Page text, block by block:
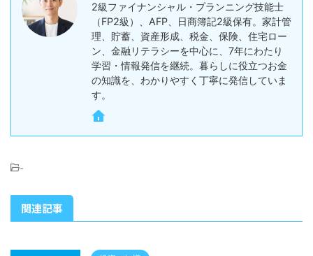
2級ファイナンシャル・プランニング技能士
（FP2級）、AFP、日商簿記2級保有。家計管
理、貯蓄、資産形成、税金、保険、住宅ロー
ン、金融リテラシーを中心に、7年にわたり
学習・情報発信を継続。暮らしに役立つお金
の知識を、わかりやすく丁寧に発信していま
す。
-
関連記事